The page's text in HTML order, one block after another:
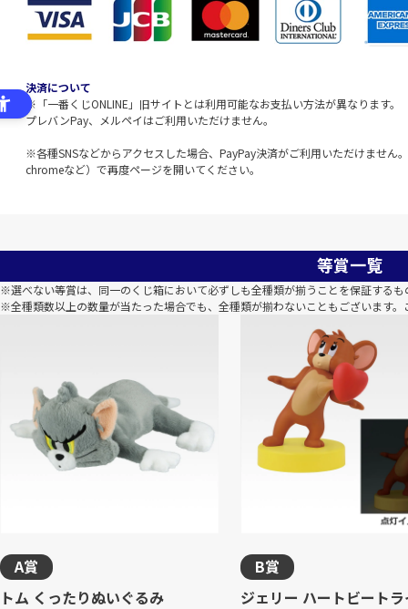
決済について
※「一番くじONLINE」旧サイトとは利用可能なお支払い方法が異なります。
プレバンPay、メルペイはご利用いただけません。
※各種SNSなどからアクセスした場合、PayPay決済がご利用いただけません
chromeなど）で再度ページを開いてください。
等賞一覧
※選べない等賞は、同一のくじ箱において必ずしも全種類が揃うことを保証する
※全種類数以上の数量が当たった場合でも、全種類が揃わないこともございます
A賞
トム くったりぬいぐるみ
B賞
ジェリー ハートビート